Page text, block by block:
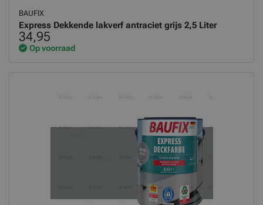
BAUFIX
Express Dekkende lakverf antraciet grijs 2,5 Liter
34,95
Op voorraad